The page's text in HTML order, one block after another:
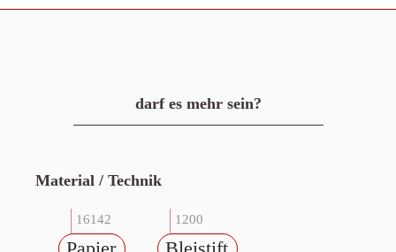
darf es mehr sein?
Material / Technik
16142 1200